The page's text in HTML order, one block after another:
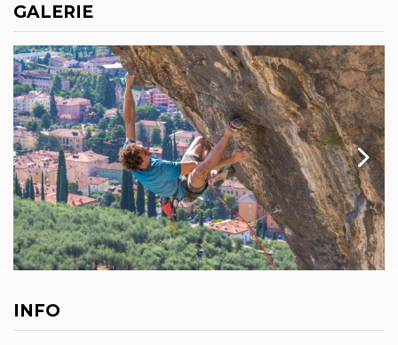
GALERIE
INFO